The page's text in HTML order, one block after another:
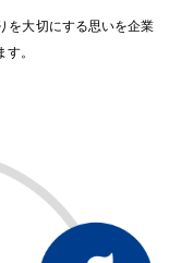
を大切にする思いを企業
。